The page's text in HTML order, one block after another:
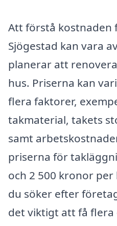
Att förstå kostnaden
Sjögestad kan vara
planerar att
hus. Priserna kan
flera faktorer,
takmaterial, takets
samt
priserna för
och 2 500 kronor
du söker efter
det viktigt att få